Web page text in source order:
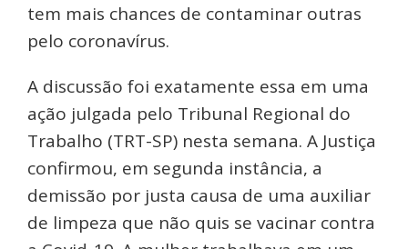
tem mais chances de contaminar outras
pelo coronavírus.
A discussão foi exatamente essa em uma
ação julgada pelo Tribunal Regional do
Trabalho (TRT-SP) nesta semana. A Justiça
confirmou, em segunda instância, a
demissão por justa causa de uma auxiliar
de limpeza que não quis se vacinar contra